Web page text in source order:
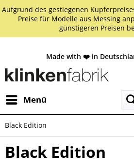
Aufgrund des gestiegenen
Preise für Modelle aus Messing
günstigeren Preisen
Made with ❤️ in
Menü
Black Edition
Black Edition